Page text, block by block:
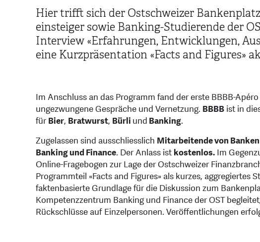
Hier trifft sich der Ostschweizer
einsteiger sowie Banking-Studierende der
Interview «Erfahrungen, Entwicklungen,
eine Kurzpräsentation «Facts and Figures»
Im Anschluss an das Programm fand der erste BBBB-
ungezwungene Gespräche und Vernetzung. BBBB ist in
für Bier, Bratwurst, Bürli und Banking.
Zugelassen sind ausschliesslich Mitarbeitende von Banken
Banking und Finance. Der Anlass istkostenlos. Im
Online-Fragebogen zur Lage der Ostschweizer
Programmteil «Facts and Figures» als kurzes,
faktenbasierte Grundlage für die Diskussion zum
Kompetenzzentrum Banking und Finance der OST
Rückschlüsse auf Einzelpersonen. Veröffentlichungen